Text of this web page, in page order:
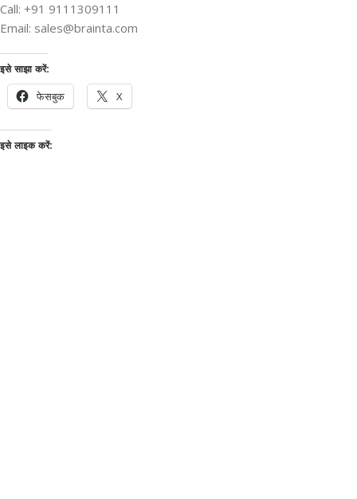
Call: +91 9111309111
Email: sales@brainta.com
इसे साझा करें:
फेसबुक X
इसे लाइक करें: